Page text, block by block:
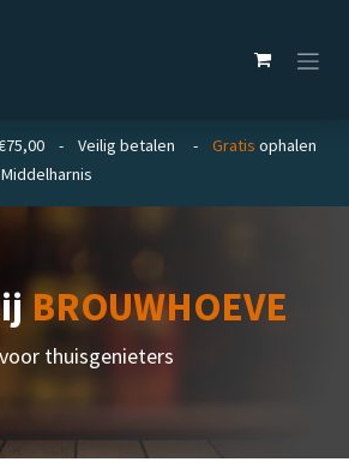
€75,00 - Veilig betalen - Gratis ophalen
BROUWHOEVE
thuisgenieters